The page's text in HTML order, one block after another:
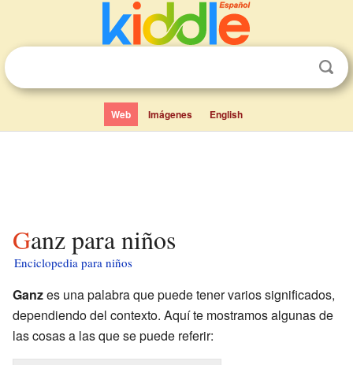
Web Imágenes English
Ganz para niños
Enciclopedia para niños
Ganzes una palabra que puede tener varios significados,
dependiendo del contexto. Aquí te mostramos algunas de
las cosas a las que se puede referir: